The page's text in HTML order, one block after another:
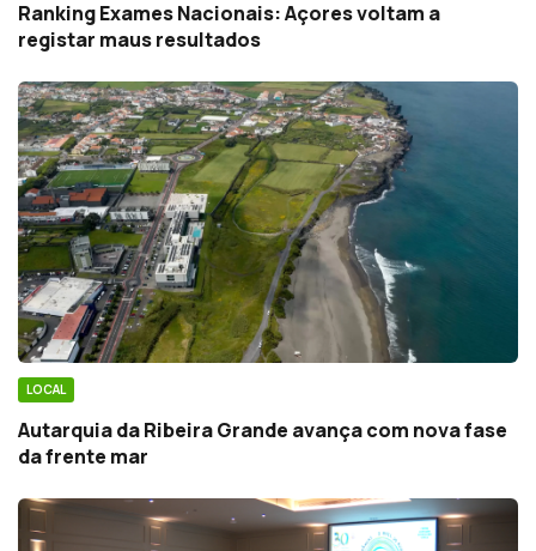
Ranking Exames Nacionais: Açores voltam a
registar maus resultados
LOCAL
Autarquia da Ribeira Grande avança com nova fase
da frente mar